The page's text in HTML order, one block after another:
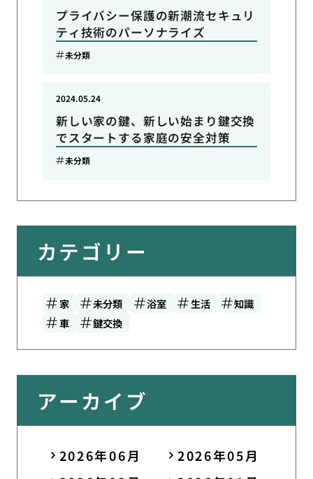
プライバシー保護の新潮流セキュリ
ティ技術のパーソナライズ
未分類
新しい家の鍵、新しい始まり鍵交換
でスタートする家庭の安全対策
2024.05.24
未分類
カテゴリー
家 未分類 浴室 生活
知識
車
鍵交換
アーカイブ
2026年06月
2026年05月